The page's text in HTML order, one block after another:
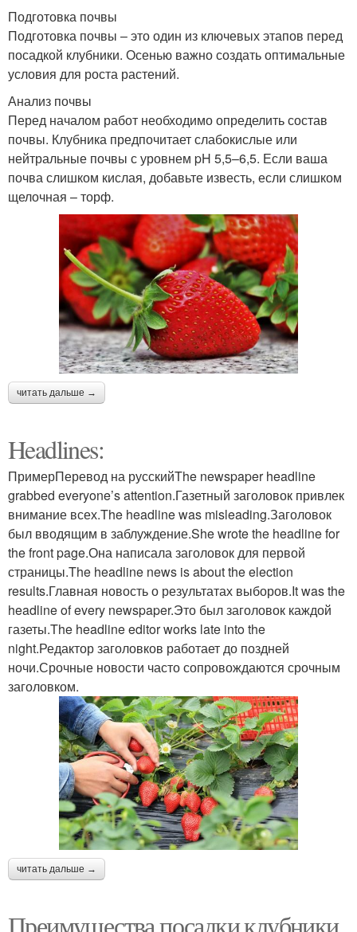
Подготовка почвы
Подготовка почвы – это один из ключевых этапов перед
посадкой клубники. Осенью важно создать оптимальные
условия для роста растений.
Анализ почвы
Перед началом работ необходимо определить состав
почвы. Клубника предпочитает слабокислые или
нейтральные почвы с уровнем pH 5,5–6,5. Если ваша
почва слишком кислая, добавьте известь, если слишком
щелочная – торф.
читать дальше →
Headlines:
ПримерПеревод на русскийThe newspaper headline
grabbed everyone’s attention.Газетный заголовок привлек
внимание всех.The headline was misleading.Заголовок
был вводящим в заблуждение.She wrote the headline for
the front page.Она написала заголовок для первой
страницы.The headline news is about the election
results.Главная новость о результатах выборов.It was the
headline of every newspaper.Это был заголовок каждой
газеты.The headline editor works late into the
night.Редактор заголовков работает до поздней
ночи.Срочные новости часто сопровождаются срочным
заголовком.
читать дальше →